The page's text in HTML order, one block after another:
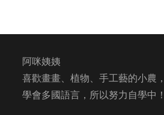
阿咪姨姨
喜歡畫畫、植物、手工藝的小農
學會多國語言，所以努力自學中！